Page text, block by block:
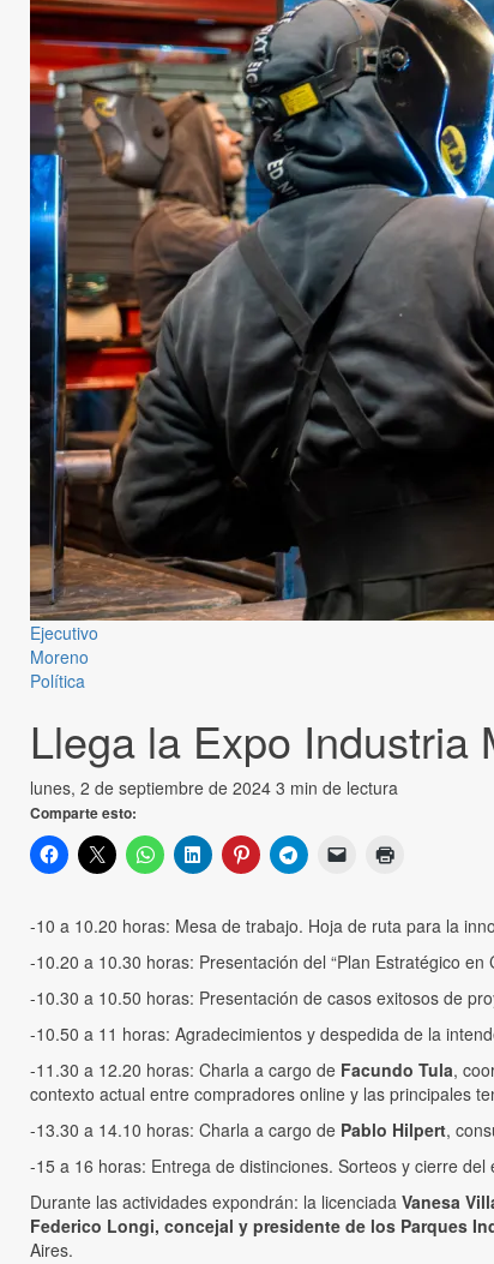
Ejecutivo
Moreno
Política
Llega la Expo Industria
lunes, 2 de septiembre de 2024 3 min de lectura
Comparte esto:
-10 a 10.20 horas: Mesa de trabajo. Hoja de ruta para la
-10.20 a 10.30 horas: Presentación del “Plan Estratégico
-10.30 a 10.50 horas: Presentación de casos exitosos de
-10.50 a 11 horas: Agradecimientos y despedida de la
-11.30 a 12.20 horas: Charla a cargo de Facundo Tula,
contexto actual entre compradores online y las principales
-13.30 a 14.10 horas: Charla a cargo de Pablo Hilpert,
-15 a 16 horas: Entrega de distinciones. Sorteos y cierre del
Durante las actividades expondrán: la licenciada Vanesa
Federico Longi, concejal y presidente de los Parques
Aires.